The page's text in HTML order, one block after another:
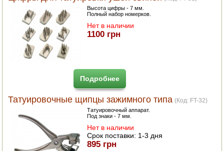
ПОСУДА ДЛЯ КУХНИ
ДУШ ДЛЯ ДАЧИ И ДОМА
МАНГАЛЫ, КОПТИЛЬНИ
Высота цифры - 7 мм.
Полный набор номерков.
Нет в наличии
1100 грн
Подробнее
Татуировочные щипцы зажимного типа (Код: FT-32)
Татуировочный аппарат.
Под знаки - 7 мм.
Нет в наличии
Срок поставки: 1-3 дня
895 грн